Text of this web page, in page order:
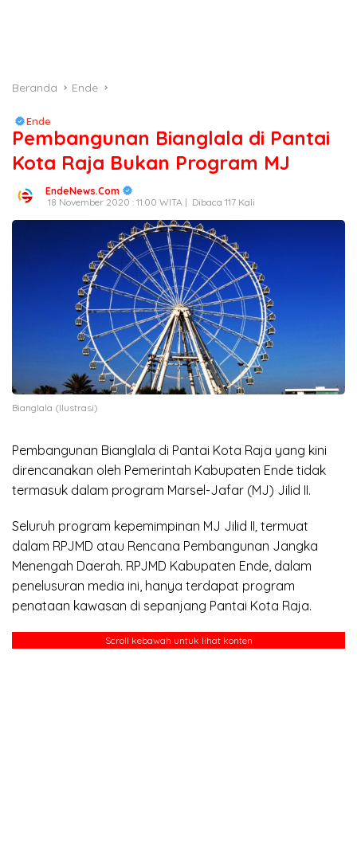
Beranda Ende
Ende
Pembangunan Bianglala di Pantai
Kota Raja Bukan Program MJ
EndeNews.Com
18 November 2020 : 11:00 WITA | Dibaca 117 Kali
Bianglala (Ilustrasi)
Pembangunan Bianglala di Pantai Kota Raja yang kini
direncanakan oleh Pemerintah Kabupaten Ende tidak
termasuk dalam program Marsel-Jafar (MJ) Jilid II.
Seluruh program kepemimpinan MJ Jilid II, termuat
dalam RPJMD atau Rencana Pembangunan Jangka
Menengah Daerah. RPJMD Kabupaten Ende, dalam
penelusuran media ini, hanya terdapat program
penataan kawasan di sepanjang Pantai Kota Raja.
Scroll kebawah untuk lihat konten